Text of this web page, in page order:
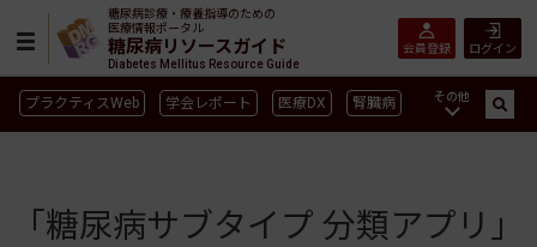
糖尿病診療・療養指導のための
医療情報ポータル
糖尿病リソースガイド
Diabetes Mellitus Resource Guide
ログイン
会員登録
プラクティスWeb 学会レポート 医療DX 腎臓病
インスリン製剤 薬物療法 食事療法 運動療法
その他
「糖尿病サブタイプ 分類アプリ」